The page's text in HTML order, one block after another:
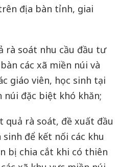
địa bàn tỉnh, giai
rà soát nhu cầu đầu tư
các xã miền núi và
giáo viên, học sinh tại
núi đặc biệt khó khăn;
quả rà soát, đề xuất đầu
để kết nối các khu
bị chia cắt khi có thiên